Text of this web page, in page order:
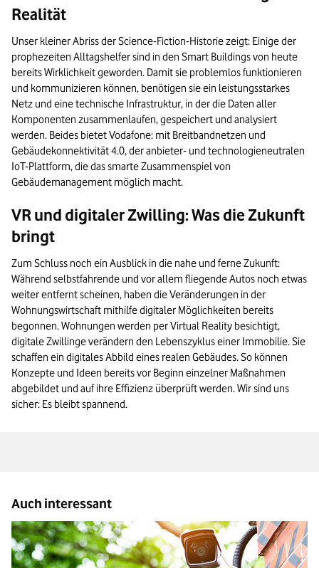
Realität
Unser kleiner Abriss der Science-Fiction-Historie zeigt: Einige der
prophezeiten Alltagshelfer sind in den Smart Buildings von heute
bereits Wirklichkeit geworden. Damit sie problemlos funktionieren
und kommunizieren können, benötigen sie ein leistungsstarkes
Netz und eine technische Infrastruktur, in der die Daten aller
Komponenten zusammenlaufen, gespeichert und analysiert
werden. Beides bietet Vodafone: mit Breitbandnetzen und
Gebäudekonnektivität 4.0, der anbieter- und technologieneutralen
IoT-Plattform, die das smarte Zusammenspiel von
Gebäudemanagement möglich macht.
VR und digitaler Zwilling: Was die Zukunft
bringt
Zum Schluss noch ein Ausblick in die nahe und ferne Zukunft:
Während selbstfahrende und vor allem fliegende Autos noch etwas
weiter entfernt scheinen, haben die Veränderungen in der
Wohnungswirtschaft mithilfe digitaler Möglichkeiten bereits
begonnen. Wohnungen werden per Virtual Reality besichtigt,
digitale Zwillinge verändern den Lebenszyklus einer Immobilie. Sie
schaffen ein digitales Abbild eines realen Gebäudes. So können
Konzepte und Ideen bereits vor Beginn einzelner Maßnahmen
abgebildet und auf ihre Effizienz überprüft werden. Wir sind uns
sicher: Es bleibt spannend.
Auch interessant